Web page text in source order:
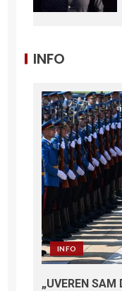
INFO
INFO
„UVEREN SAM